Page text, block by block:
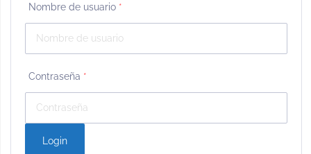
Nombre de usuario *
Contraseña *